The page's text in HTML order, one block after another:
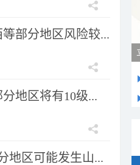
部分地区风险较...
地区将有10级...
地区可能发生山...